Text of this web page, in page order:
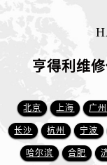
亨得利维
北京 上海 广州
长沙 杭州 宁波
哈尔滨 合肥